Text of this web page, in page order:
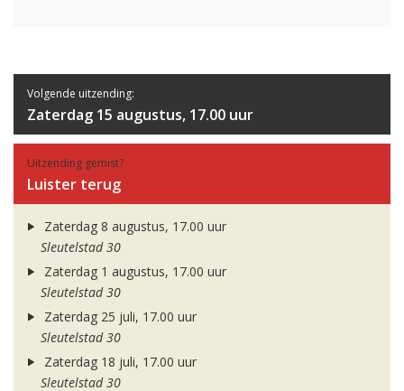
Volgende uitzending:
Zaterdag 15 augustus, 17.00 uur
Uitzending gemist?
Luister terug
Zaterdag 8 augustus, 17.00 uur
Sleutelstad 30
Zaterdag 1 augustus, 17.00 uur
Sleutelstad 30
Zaterdag 25 juli, 17.00 uur
Sleutelstad 30
Zaterdag 18 juli, 17.00 uur
Sleutelstad 30